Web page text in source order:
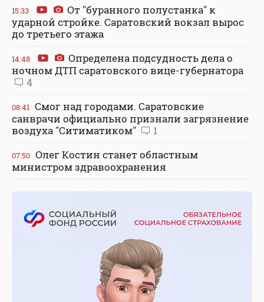
15:33
От "буранного полустанка" к
ударной стройке. Саратовский вокзал вырос
до третьего этажа
14:48
Определена подсудность дела о
ночном ДТП саратовского вице-губернатора
4
08:41 Смог над городами. Саратовские
санврачи официально признали загрязнение
воздуха "Ситиматиком"
1
07:50 Олег Костин станет областным
министром здравоохранения